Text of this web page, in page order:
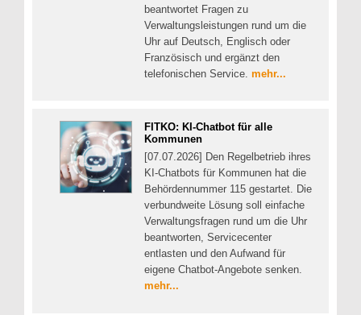
beantwortet Fragen zu
Verwaltungsleistungen rund um die
Uhr auf Deutsch, Englisch oder
Französisch und ergänzt den
telefonischen Service. mehr...
FITKO: KI-Chatbot für alle
Kommunen
[07.07.2026] Den Regelbetrieb ihres
KI-Chatbots für Kommunen hat die
Behördennummer 115 gestartet. Die
verbundweite Lösung soll einfache
Verwaltungsfragen rund um die Uhr
beantworten, Servicecenter
entlasten und den Aufwand für
eigene Chatbot-Angebote senken.
mehr...